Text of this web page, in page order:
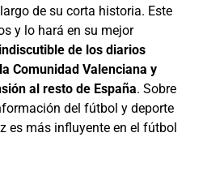
de su corta historia. Este
y lo hará en su mejor
de los diarios
Comunidad Valenciana y
al resto de España. Sobre
del fútbol y deporte
es más influyente en el fútbol